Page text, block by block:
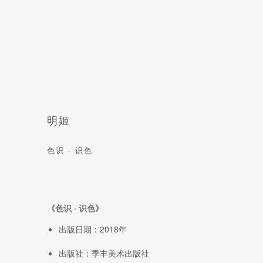
明姬
色识 · 识色
《色识 · 识色》
出版日期：2018年
出版社：季丰美术出版社